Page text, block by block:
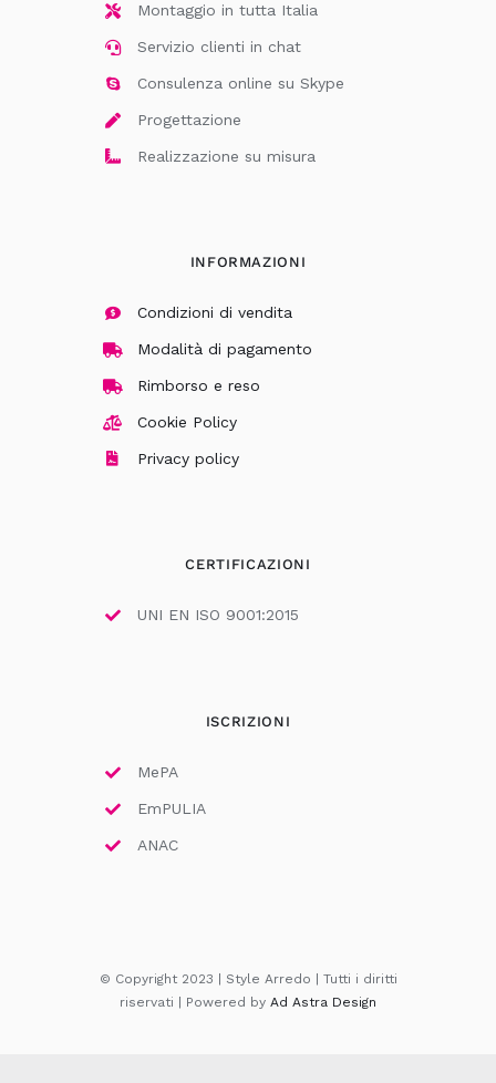
Montaggio in tutta Italia
Servizio clienti in chat
Consulenza online su Skype
Progettazione
Realizzazione su misura
INFORMAZIONI
Condizioni di vendita
Modalità di pagamento
Rimborso e reso
Cookie Policy
Privacy policy
CERTIFICAZIONI
UNI EN ISO 9001:2015
ISCRIZIONI
MePA
EmPULIA
ANAC
© Copyright 2023 | Style Arredo | Tutti i diritti
riservati | Powered by Ad Astra Design